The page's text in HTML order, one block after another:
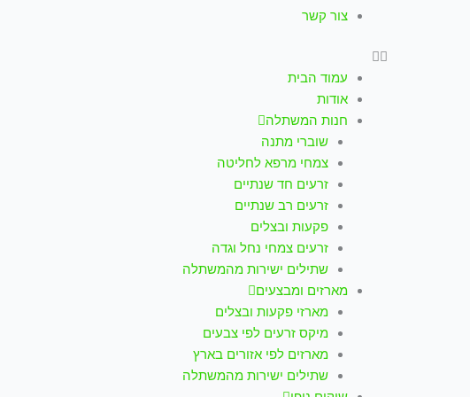
צור קשר
עמוד הבית
אודות
חנות המשתלה
שוברי מתנה
צמחי מרפא לחליטה
זרעים חד שנתיים
זרעים רב שנתיים
פקעות ובצלים
זרעים צמחי נחל וגדה
שתילים ישירות מהמשתלה
מארזים ומבצעים
מארזי פקעות ובצלים
מיקס זרעים לפי צבעים
מארזים לפי אזורים בארץ
שתילים ישירות מהמשתלה